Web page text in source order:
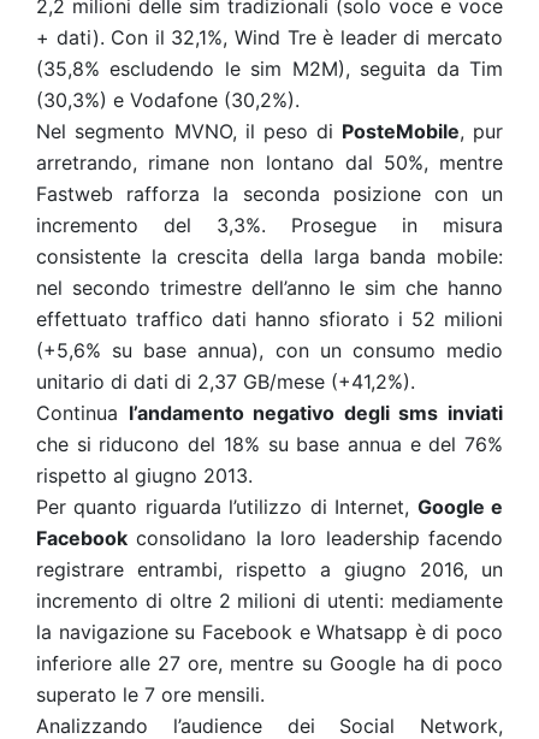
2,2 milioni delle sim tradizionali (solo voce e voce
+ dati). Con il 32,1%, Wind Tre è leader di mercato
(35,8% escludendo le sim M2M), seguita da Tim
(30,3%) e Vodafone (30,2%).
Nel segmento MVNO, il peso di PosteMobile, pur
arretrando, rimane non lontano dal 50%, mentre
Fastweb rafforza la seconda posizione con un
incremento del 3,3%. Prosegue in misura
consistente la crescita della larga banda mobile:
nel secondo trimestre dell’anno le sim che hanno
effettuato traffico dati hanno sfiorato i 52 milioni
(+5,6% su base annua), con un consumo medio
unitario di dati di 2,37 GB/mese (+41,2%).
Continua l’andamento negativo degli sms inviati
che si riducono del 18% su base annua e del 76%
rispetto al giugno 2013.
Per quanto riguarda l’utilizzo di Internet, Google e
Facebook consolidano la loro leadership facendo
registrare entrambi, rispetto a giugno 2016, un
incremento di oltre 2 milioni di utenti: mediamente
la navigazione su Facebook e Whatsapp è di poco
inferiore alle 27 ore, mentre su Google ha di poco
superato le 7 ore mensili.
Analizzando l’audience dei Social Network,